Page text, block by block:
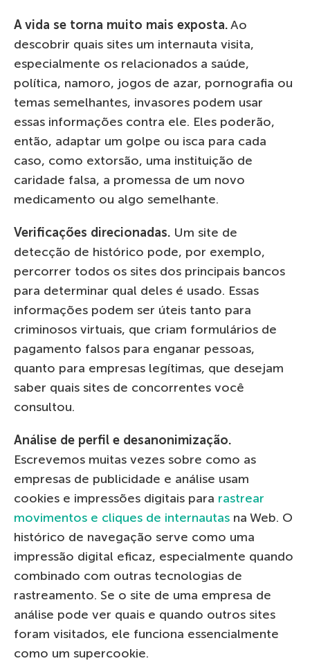
A vida se torna muito mais exposta.Ao
descobrir quais sites um internauta visita,
especialmente os relacionados a saúde,
política, namoro, jogos de azar, pornografia ou
temas semelhantes, invasores podem usar
essas informações contra ele. Eles poderão,
então, adaptar um golpe ou isca para cada
caso, como extorsão, uma instituição de
caridade falsa, a promessa de um novo
medicamento ou algo semelhante.
Verificações direcionadas. Um site de
detecção de histórico pode, por exemplo,
percorrer todos os sites dos principais bancos
para determinar qual deles é usado. Essas
informações podem ser úteis tanto para
criminosos virtuais, que criam formulários de
pagamento falsos para enganar pessoas,
quanto para empresas legítimas, que desejam
saber quais sites de concorrentes você
consultou.
Análise de perfil e desanonimização.
Escrevemos muitas vezes sobre como as
empresas de publicidade e análise usam
cookies e impressões digitais para rastrear
movimentos e cliques de internautas na Web. O
histórico de navegação serve como uma
impressão digital eficaz, especialmente quando
combinado com outras tecnologias de
rastreamento. Se o site de uma empresa de
análise pode ver quais e quando outros sites
foram visitados, ele funciona essencialmente
como um supercookie.